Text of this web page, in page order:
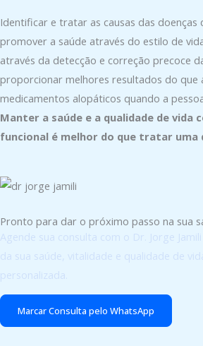
Identificar e tratar as causas das doenças
promover a saúde através do estilo de
através da detecção e correção precoce
proporcionar melhores resultados do que
medicamentos alopáticos quando a
Manter a saúde e a qualidade de vida
funcional é melhor do que tratar uma
Pronto para dar o próximo passo na sua
Agende sua consulta com o Dr. Jorge
da sua saúde, vitalidade e qualidade de
personalizada.
Marcar Consulta pelo WhatsApp